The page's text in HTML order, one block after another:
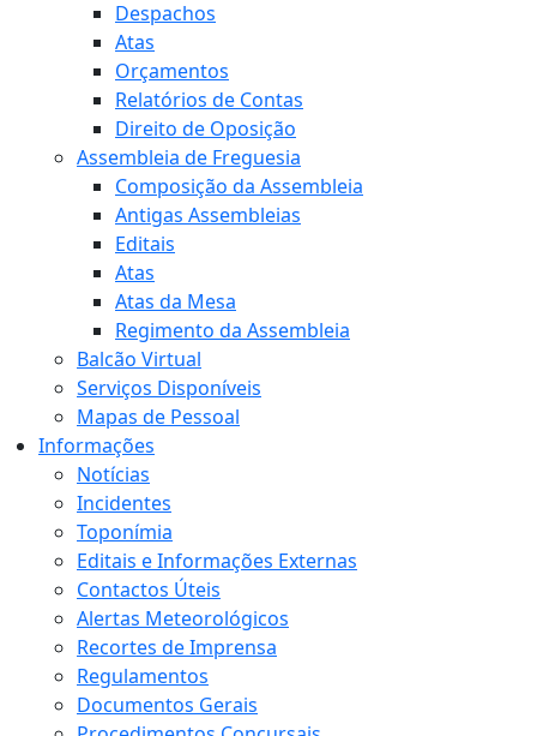
Despachos
Atas
Orçamentos
Relatórios de Contas
Direito de Oposição
Assembleia de Freguesia
Composição da Assembleia
Antigas Assembleias
Editais
Atas
Atas da Mesa
Regimento da Assembleia
Balcão Virtual
Serviços Disponíveis
Mapas de Pessoal
Informações
Notícias
Incidentes
Toponímia
Editais e Informações Externas
Contactos Úteis
Alertas Meteorológicos
Recortes de Imprensa
Regulamentos
Documentos Gerais